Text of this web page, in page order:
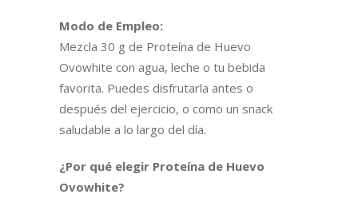
Modo de Empleo:
Mezcla 30 g de Proteína de Huevo
Ovowhite con agua, leche o tu bebida
favorita. Puedes disfrutarla antes o
después del ejercicio, o como un snack
saludable a lo largo del día.
¿Por qué elegir Proteína de Huevo
Ovowhite?